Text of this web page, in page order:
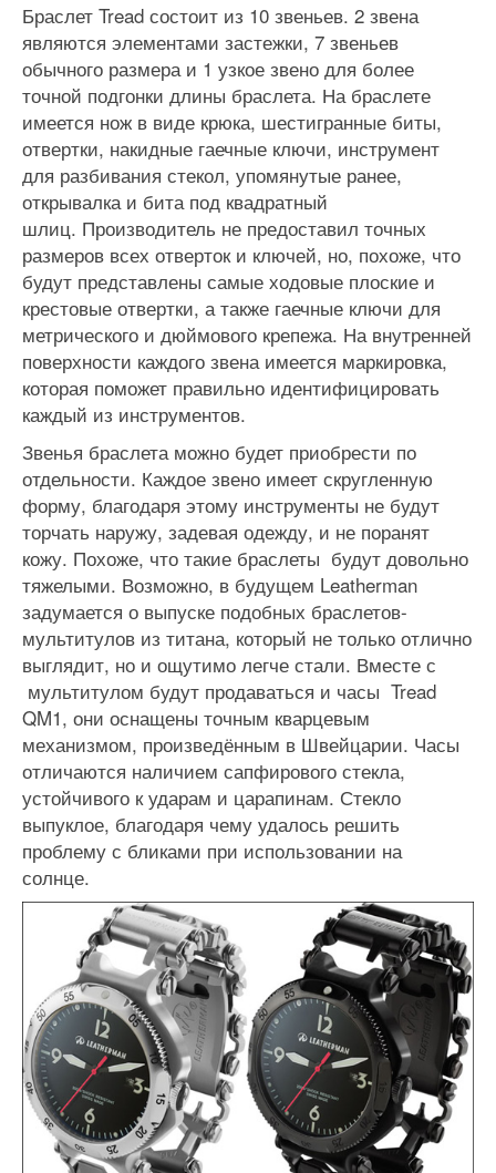
Браслет Tread состоит из 10 звеньев. 2 звена
являются элементами застежки, 7 звеньев
обычного размера и 1 узкое звено для более
точной подгонки длины браслета. На браслете
имеется нож в виде крюка, шестигранные биты,
отвертки, накидные гаечные ключи, инструмент
для разбивания стекол, упомянутые ранее,
открывалка и бита под квадратный
шлиц. Производитель не предоставил точных
размеров всех отверток и ключей, но, похоже, что
будут представлены самые ходовые плоские и
крестовые отвертки, а также гаечные ключи для
метрического и дюймового крепежа. На внутренней
поверхности каждого звена имеется маркировка,
которая поможет правильно идентифицировать
каждый из инструментов.
Звенья браслета можно будет приобрести по
отдельности. Каждое звено имеет скругленную
форму, благодаря этому инструменты не будут
торчать наружу, задевая одежду, и не поранят
кожу. Похоже, что такие браслеты будут довольно
тяжелыми. Возможно, в будущем Leatherman
задумается о выпуске подобных браслетов-
мультитулов из титана, который не только отлично
выглядит, но и ощутимо легче стали. Вместе с
мультитулом будут продаваться и часы Tread
QM1, они оснащены точным кварцевым
механизмом, произведённым в Швейцарии. Часы
отличаются наличием сапфирового стекла,
устойчивого к ударам и царапинам. Стекло
выпуклое, благодаря чему удалось решить
проблему с бликами при использовании на
солнце.